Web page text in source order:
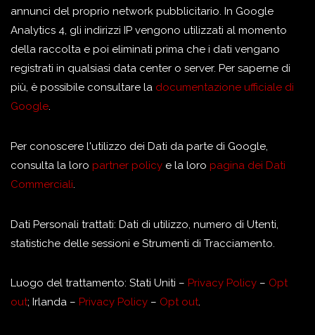
annunci del proprio network pubblicitario. In Google
Analytics 4, gli indirizzi IP vengono utilizzati al momento
della raccolta e poi eliminati prima che i dati vengano
registrati in qualsiasi data center o server. Per saperne di
più, è possibile consultare la documentazione ufficiale di
Google.
Per conoscere l'utilizzo dei Dati da parte di Google,
consulta la loro partner policy e la loro pagina dei Dati
Commerciali.
Dati Personali trattati: Dati di utilizzo, numero di Utenti,
statistiche delle sessioni e Strumenti di Tracciamento.
Luogo del trattamento: Stati Uniti – Privacy Policy – Opt
out; Irlanda – Privacy Policy – Opt out.